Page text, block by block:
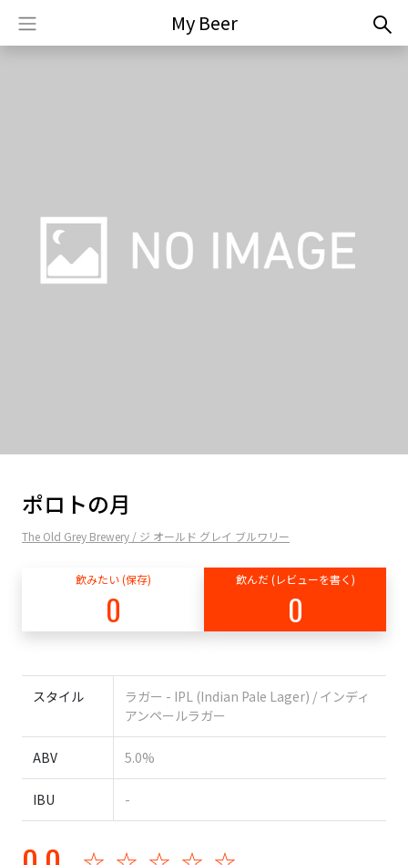
My Beer
ポロトの月
The Old Grey Brewery / ジ オールド グレイ ブルワリー
飲みたい (保存)
0
飲んだ (レビューを書く)
0
スタイル
ラガー - IPL (Indian Pale Lager) / インディ
アンペールラガー
ABV 5.0%
IBU -